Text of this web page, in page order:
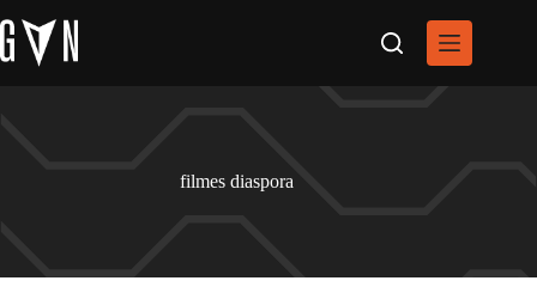
para
o
conteúdo
filmes diaspora